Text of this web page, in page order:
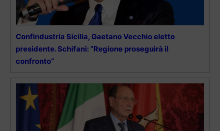
Confindustria Sicilia, Gaetano Vecchio eletto
presidente. Schifani: “Regione proseguirà il
confronto”